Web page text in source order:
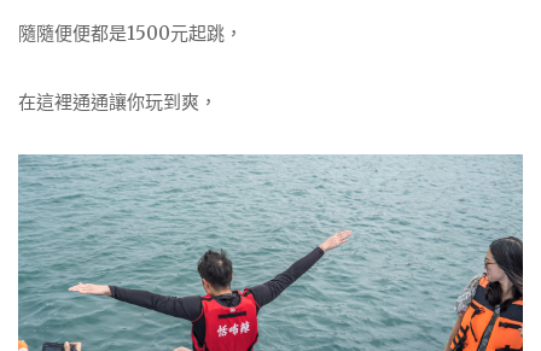
隨隨便便都是1500元起跳，
在這裡通通讓你玩到爽，